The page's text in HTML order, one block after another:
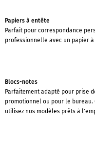
Papiers à entête
Parfait pour correspondance
professionnelle avec un papier
Blocs-notes
Parfaitement adapté pour prise
promotionnel ou pour le bureau.
utilisez nos modèles prêts à